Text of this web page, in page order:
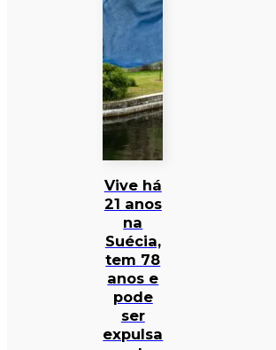
Vive há
21 anos
na
Suécia,
tem 78
anos e
pode
ser
expulsa